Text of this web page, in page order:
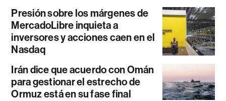
Presión sobre los márgenes de
MercadoLibre inquieta a
inversores y acciones caen en el
Nasdaq
Irán dice que acuerdo con Omán
para gestionar el estrecho de
Ormuz está en su fase final